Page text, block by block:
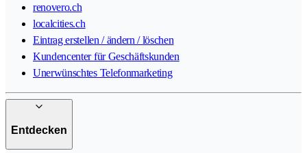
renovero.ch
localcities.ch
Eintrag erstellen / ändern / löschen
Kundencenter für Geschäftskunden
Unerwünschtes Telefonmarketing
Entdecken